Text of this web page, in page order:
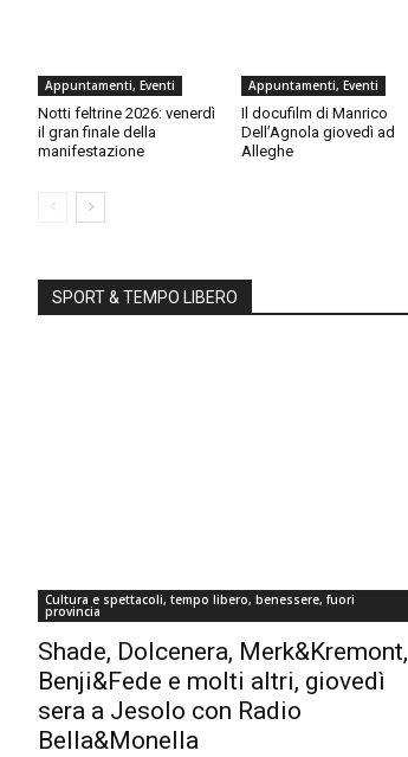
Appuntamenti, Eventi
Notti feltrine 2026: venerdì
il gran finale della
manifestazione
Appuntamenti, Eventi
Il docufilm di Manrico
Dell’Agnola giovedì ad
Alleghe
SPORT & TEMPO LIBERO
Cultura e spettacoli, tempo libero, benessere, fuori
provincia
Shade, Dolcenera, Merk&Kremont,
Benji&Fede e molti altri, giovedì
sera a Jesolo con Radio
Bella&Monella